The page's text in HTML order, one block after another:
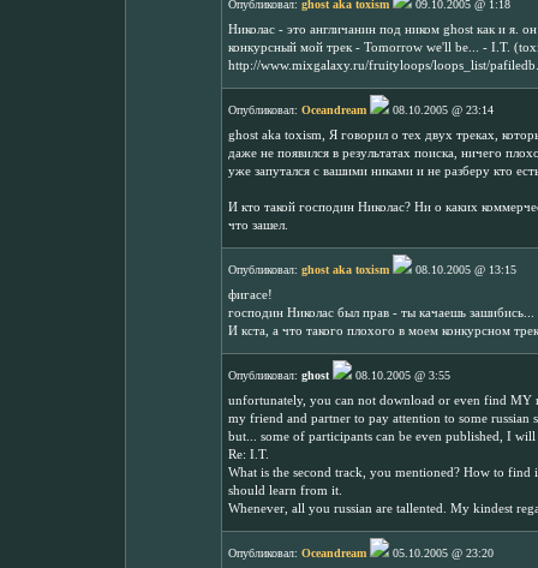
Опубликовал: ghost aka toxism
09.10.2005 @ 1:18
Николас - это англичанин под ником ghost как и я.
конкурсный мой трек - Tomorrow we'll be... - I.T.
http://www.mixgalaxy.ru/fruityloops/loops_list/
Опубликовал: Oceandream
08.10.2005 @ 23:14
ghost aka toxism, Я говорил о тех двух треках,
даже не появился в результатах поиска, ничего
уже запутался с вашими никами и не разберу кто
И кто такой господин Николас? Ни о каких
что зашел.
Опубликовал: ghost aka toxism
08.10.2005 @ 13:15
фигасе!
господин Николас был прав - ты качаешь
И кста, а что такого плохого в моем конкурсном
Опубликовал: ghost
08.10.2005 @ 3:55
unfortunately, you can not download or even find MY
my friend and partner to pay attention to some russian
but... some of participants can be even published, I
Re: I.T.
What is the second track, you mentioned? How to
should learn from it.
Whenever, all you russian are tallented. My kindest
Опубликовал: Oceandream
05.10.2005 @ 23:20